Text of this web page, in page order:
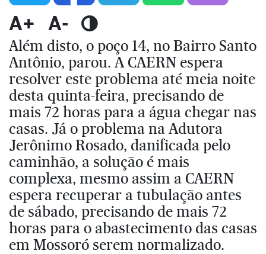
A+ A-
Além disto, o poço 14, no Bairro Santo
Antônio, parou. A CAERN espera
resolver este problema até meia noite
desta quinta-feira, precisando de
mais 72 horas para a água chegar nas
casas. Já o problema na Adutora
Jerônimo Rosado, danificada pelo
caminhão, a solução é mais
complexa, mesmo assim a CAERN
espera recuperar a tubulação antes
de sábado, precisando de mais 72
horas para o abastecimento das casas
em Mossoró serem normalizado.